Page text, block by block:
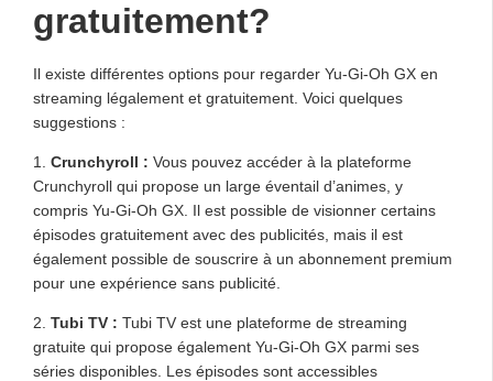
gratuitement?
Il existe différentes options pour regarder Yu-Gi-Oh GX en
streaming légalement et gratuitement. Voici quelques
suggestions :
1. Crunchyroll : Vous pouvez accéder à la plateforme
Crunchyroll qui propose un large éventail d’animes, y
compris Yu-Gi-Oh GX. Il est possible de visionner certains
épisodes gratuitement avec des publicités, mais il est
également possible de souscrire à un abonnement premium
pour une expérience sans publicité.
2. Tubi TV : Tubi TV est une plateforme de streaming
gratuite qui propose également Yu-Gi-Oh GX parmi ses
séries disponibles. Les épisodes sont accessibles